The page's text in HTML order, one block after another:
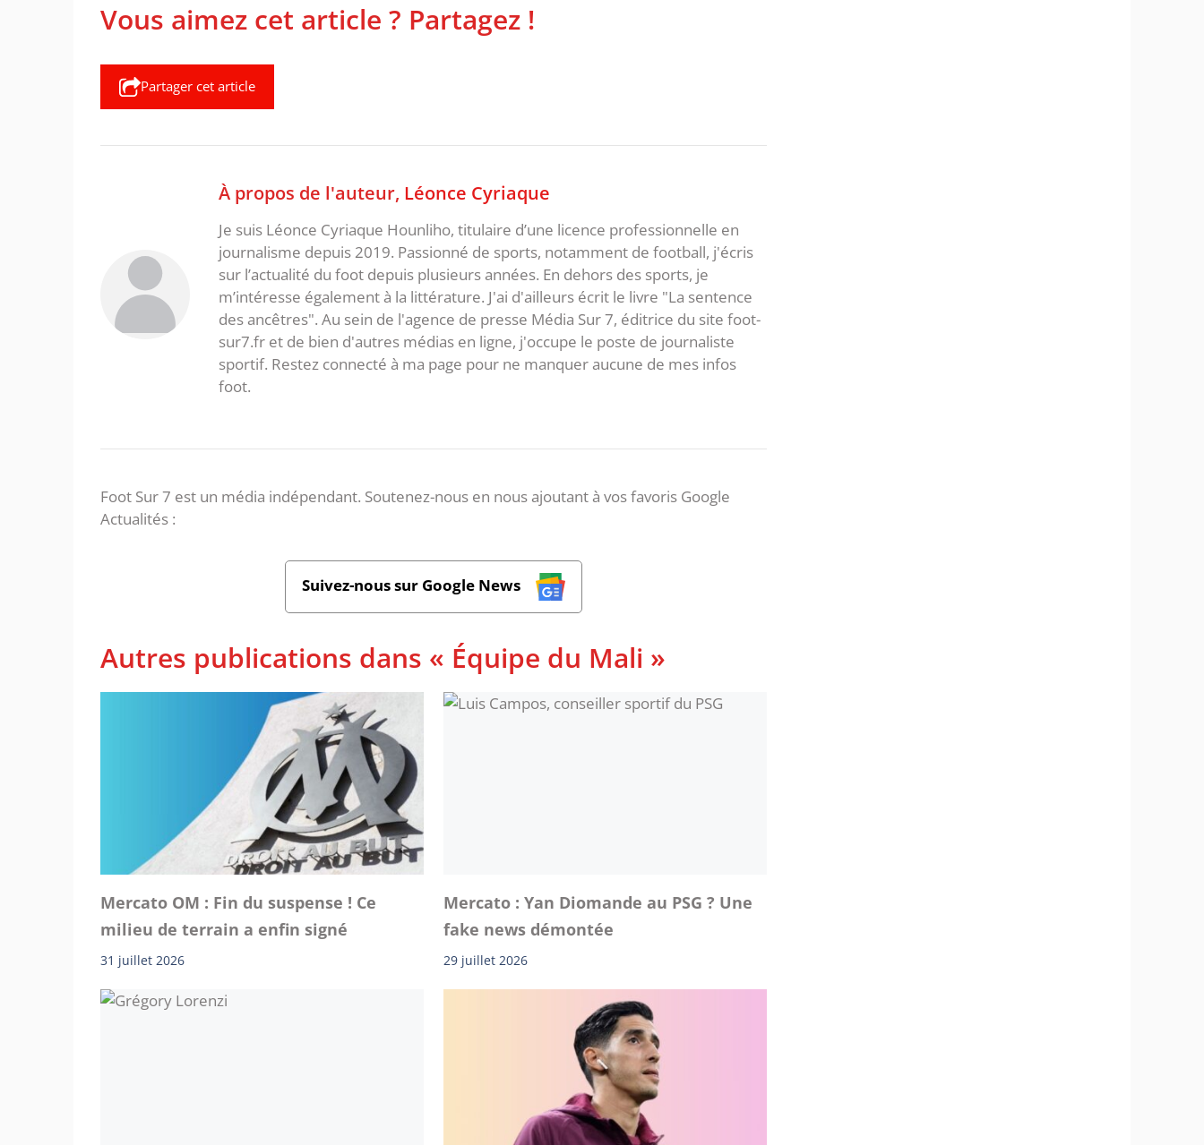
Vous aimez cet article ? Partagez !
Partager cet article
À propos de l'auteur, Léonce Cyriaque
Je suis Léonce Cyriaque Hounliho, titulaire d’une licence professionnelle en
journalisme depuis 2019. Passionné de sports, notamment de football, j'écris
sur l’actualité du foot depuis plusieurs années. En dehors des sports, je
m’intéresse également à la littérature. J'ai d'ailleurs écrit le livre "La sentence
des ancêtres". Au sein de l'agence de presse Média Sur 7, éditrice du site foot-
sur7.fr et de bien d'autres médias en ligne, j'occupe le poste de journaliste
sportif. Restez connecté à ma page pour ne manquer aucune de mes infos
foot.
Foot Sur 7 est un média indépendant. Soutenez-nous en nous ajoutant à vos favoris Google
Actualités :
Suivez-nous sur Google News
Autres publications dans « Équipe du Mali »
Mercato OM : Fin du suspense ! Ce
milieu de terrain a enfin signé
31 juillet 2026
Mercato : Yan Diomande au PSG ? Une
fake news démontée
29 juillet 2026